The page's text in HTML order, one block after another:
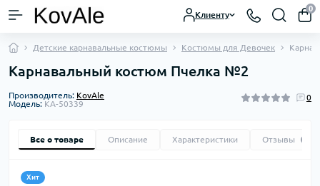
Клиенту
0
Детские карнавальные костюмы Костюмы для Девочек
Карнавальный костюм Пчелка №2
Производитель: KovAle
Модель: KA-50339
0
Все о товаре Описание Характеристики Отзывы
Хит